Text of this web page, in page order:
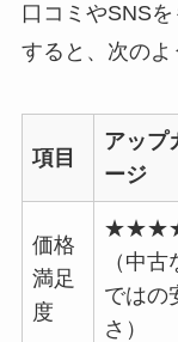
口コミやSNS
すると、次のよ
項目
アップ
ージ
価格
満足
度
（中古
ではの
さ）